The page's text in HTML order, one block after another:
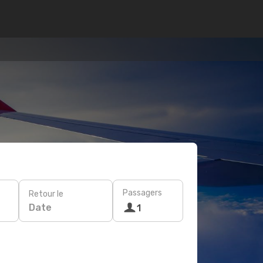
Retour le
Date
Passagers
1